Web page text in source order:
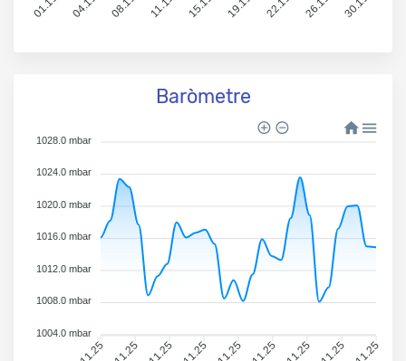
Baròmetre
1028.0 mbar
1024.0 mbar
1020.0 mbar
1016.0 mbar
1012.0 mbar
1008.0 mbar
1004.0 mbar